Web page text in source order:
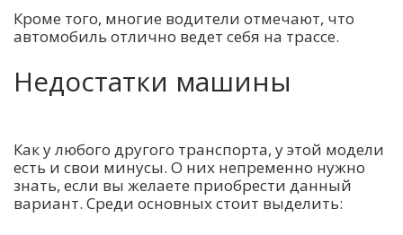
Кроме того, многие водители отмечают, что
автомобиль отлично ведет себя на трассе.
Недостатки машины
Как у любого другого транспорта, у этой модели
есть и свои минусы. О них непременно нужно
знать, если вы желаете приобрести данный
вариант. Среди основных стоит выделить: